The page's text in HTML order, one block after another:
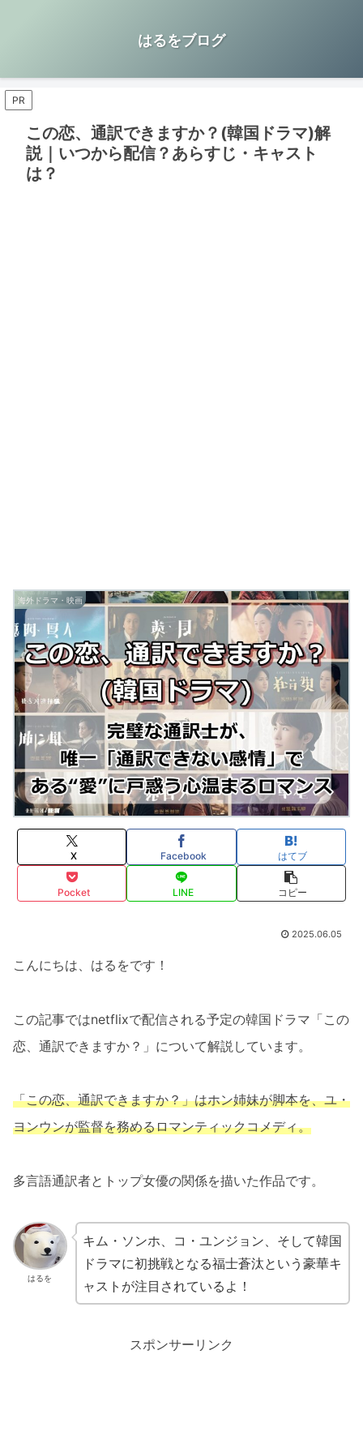
はるをブログ
PR
この恋、通訳できますか？(韓国ドラマ)解
説｜いつから配信？あらすじ・キャスト
は？
海外ドラマ・映画
X Facebook はてブ
Pocket LINE コピー
2025.06.05
こんにちは、はるをです！
この記事ではnetflixで配信される予定の韓国ドラマ「この
恋、通訳できますか？」について解説しています。
「この恋、通訳できますか？」はホン姉妹が脚本を、ユ・
ヨンウンが監督を務めるロマンティックコメディ。
多言語通訳者とトップ女優の関係を描いた作品です。
はるを
キム・ソンホ、コ・ユンジョン、そして韓国
ドラマに初挑戦となる福士蒼汰という豪華キ
ャストが注目されているよ！
スポンサーリンク